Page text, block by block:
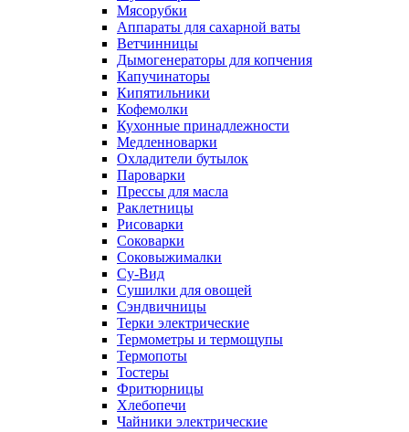
Мясорубки
Аппараты для сахарной ваты
Ветчинницы
Дымогенераторы для копчения
Капучинаторы
Кипятильники
Кофемолки
Кухонные принадлежности
Медленноварки
Охладители бутылок
Пароварки
Прессы для масла
Раклетницы
Рисоварки
Соковарки
Соковыжималки
Су-Вид
Сушилки для овощей
Сэндвичницы
Терки электрические
Термометры и термощупы
Термопоты
Тостеры
Фритюрницы
Хлебопечи
Чайники электрические